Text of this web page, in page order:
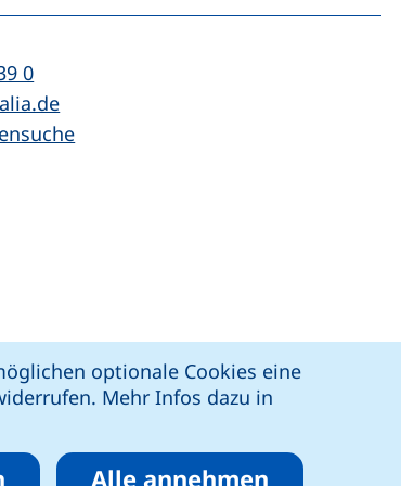
optionale Cookies eine
Mehr Infos dazu in
Alle annehmen
0(startet einen Telefonanruf, wenn Ihr
(öffnet Ihr E-Mail-Programm)